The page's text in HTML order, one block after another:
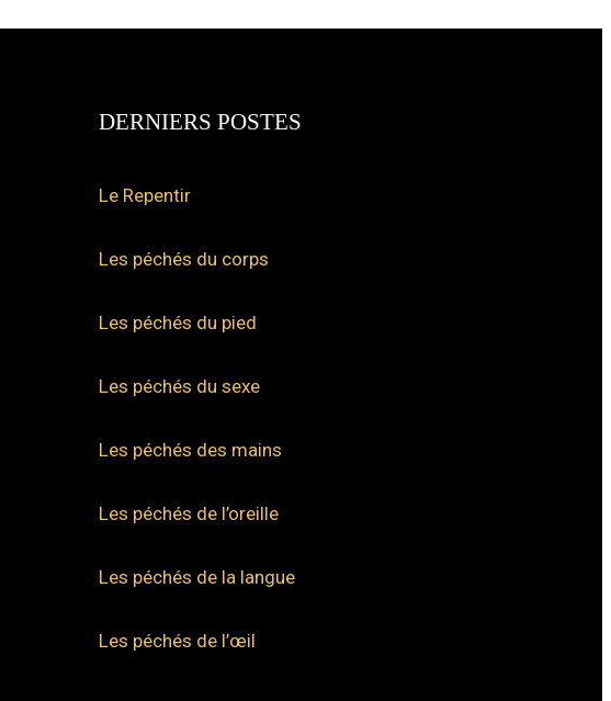
DERNIERS POSTES
Le Repentir
Les péchés du corps
Les péchés du pied
Les péchés du sexe
Les péchés des mains
Les péchés de l’oreille
Les péchés de la langue
Les péchés de l’œil